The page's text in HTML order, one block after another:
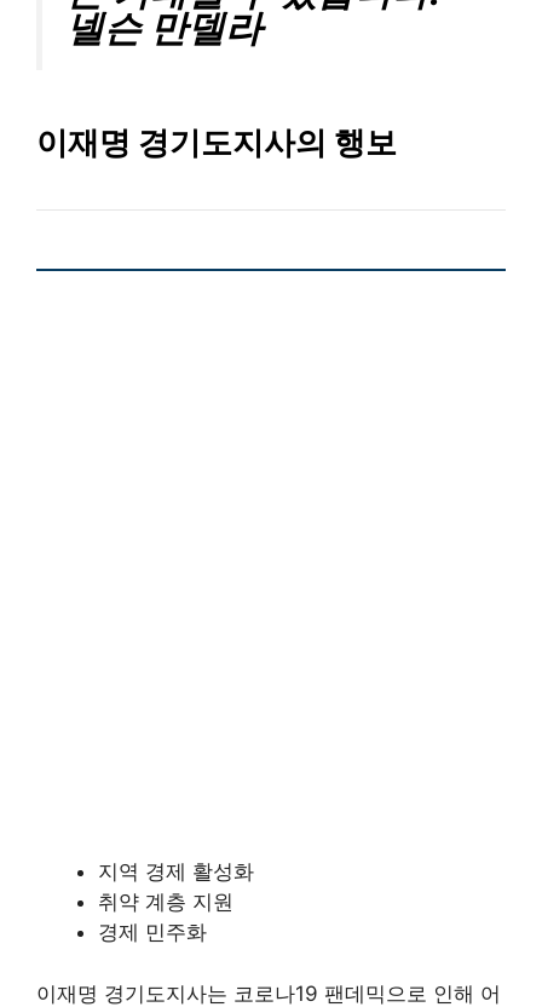
넬슨 만델라
이재명 경기도지사의 행보
지역 경제 활성화
취약 계층 지원
경제 민주화
이재명 경기도지사는 코로나19 팬데믹으로 인해 어